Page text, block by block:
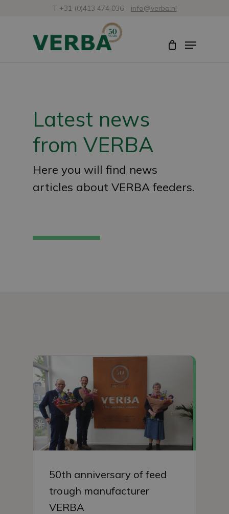
T +31 (0)413 474 036 info@verba.nl
Menu
Latest news
from VERBA
Here you will find news
articles about VERBA feeders.
50th anniversary of feed
trough manufacturer
VERBA